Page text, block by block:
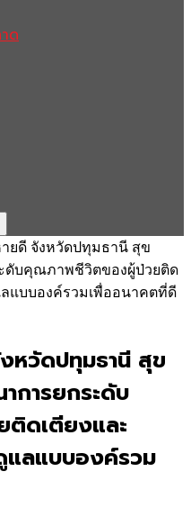
ด
ยดี จังหวัดปทุมธานี สุข
ดับคุณภาพชีวิตของผู้ป่วยติด
แบบองค์รวมเพื่ออนาคตที่ดี
หวัดปทุมธานี สุข
การยกระดับ
ดเตียงและ
แลแบบองค์รวม